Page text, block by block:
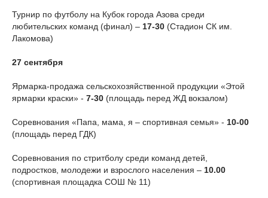
Турнир по футболу на Кубок города Азова среди
любительских команд (финал) – 17-30 (Стадион СК им.
Лакомова)
27 сентября
Ярмарка-продажа сельскохозяйственной продукции «Этой
ярмарки краски» - 7-30 (площадь перед ЖД вокзалом)
Соревнования «Папа, мама, я – спортивная семья» - 10-00
(площадь перед ГДК)
Соревнования по стритболу среди команд детей,
подростков, молодежи и взрослого населения – 10.00
(спортивная площадка СОШ № 11)